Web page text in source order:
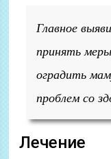
Главное
принять
оградить
проблем со
Лечение